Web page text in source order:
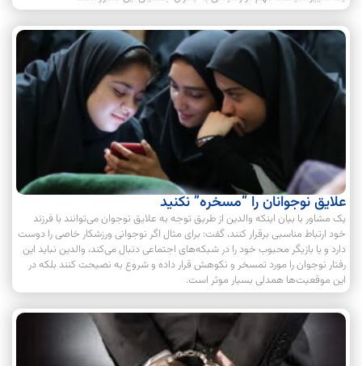
علایق نوجوانان را “مسخره” نکنید
یک مشاور با بیان اینکه والدین از طریق توجه به علایق نوجوان می‌توانند با فرزند
خود ارتباط مناسبی برقرار کنند، گفت: برای مثال اگر نوجوانی ورزشکار خاصی را دوست
دارد و یا بازیگر محبوب خود را در شبکه‌های اجتماعی دنبال می‌کند، والدین نباید این
رفتار نوجوان را مورد تمسخر و نکوهش قرار داده و شروع به نصیحت کنند بلکه در
این موقعیت‌ها همدلی بسیار موثر است.